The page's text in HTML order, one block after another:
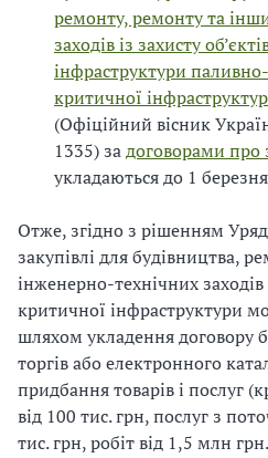
ремонту, ремонту та
заходів із захисту
інфраструктури
критичної
(Офіційний вісник
1335) задоговорами про
укладаються до 1
Отже, згідно з рішенням
закупівлі для будівництва,
інженерно-технічних заходів
критичної інфраструктури
шляхом укладення договору
торгів або електронного
придбання товарів і послуг
від 100 тис. грн, послуг з
тис. грн, робіт від 1,5 млн грн.